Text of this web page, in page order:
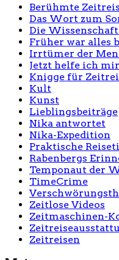
Berühmte
Das Wort zum
Die
Früher war alles
Irrtümer der
Jetzt helfe ich
Knigge für
Kult
Kunst
Lieblingsbeiträge
Nika antwortet
Nika-Expedition
Praktische
Rabenbergs
Temponaut der
TimeCrime
Zeitlose Videos
Zeitmaschinen-
Zeitreisen